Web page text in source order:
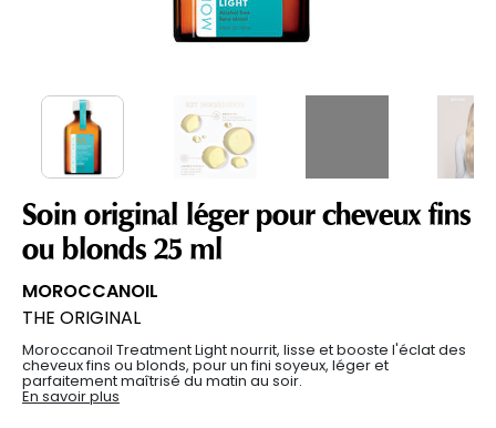
Soin original léger pour cheveux fins
ou blonds 25 ml
MOROCCANOIL
THE ORIGINAL
Moroccanoil Treatment Light nourrit, lisse et booste l'éclat des
cheveux fins ou blonds, pour un fini soyeux, léger et
parfaitement maîtrisé du matin au soir.
En savoir plus